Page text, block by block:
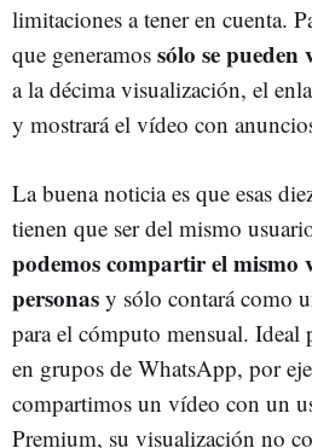
limitaciones a tener en cuenta.
que generamos sólo se pueden
a la décima visualización, el
y mostrará el vídeo con
La buena noticia es que esas
tienen que ser del mismo
podemos compartir el mismo
personas y sólo contará como
para el cómputo mensual. Ideal
en grupos de WhatsApp, por
compartimos un vídeo con un
Premium, su visualización no